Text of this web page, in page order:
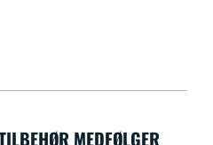
MEDFØLGER